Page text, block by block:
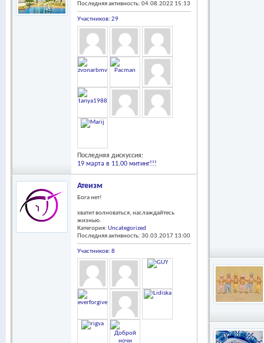
Последняя активность: 04.08.2022 15:13
Участников: 29
Последняя дискуссия:
19 марта в 11.00 митинг!!!
Атеизм
Бога нет!
хватит волноваться, наслаждайтесь
жизнью.
Категория: Uncategorized
Последняя активность: 30.03.2017 13:00
Участников: 8